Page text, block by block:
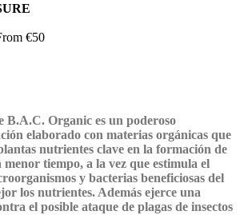
€50
B.A.C. Organic es un poderoso
elaborado con materias orgánicas que
nutrientes clave en la formación de
tiempo, a la vez que estimula el
y bacterias beneficiosas del
los nutrientes. Además ejerce una
el posible ataque de plagas de insectos